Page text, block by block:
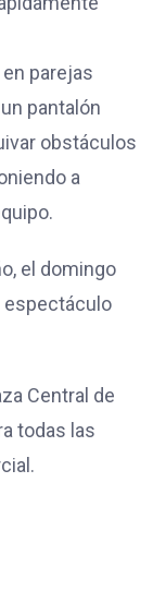
parejas
pantalón
obstáculos
a
el domingo
espectáculo
Central de
todas las